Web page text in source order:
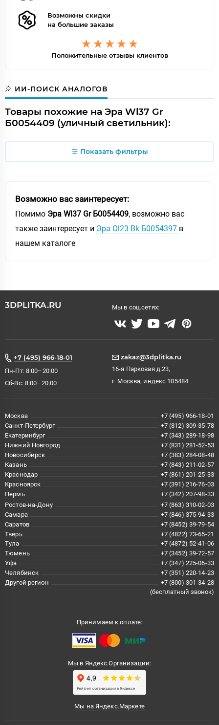
Возможны скидки
на большие заказы
Положительные отзывы клиентов
ИИ-ПОИСК АНАЛОГОВ
Товары похожие на Эра Wl37 Gr
Б0054409 (уличный светильник):
Показать фильтры
Возможно вас заинтересует:
Помимо Эра Wl37 Gr Б0054409, возможно вас
также заинтересует и Эра Ol23 Bk Б0054397 в
нашем каталоге
3DPLITKA.RU Мы в соц.сетях:
+7 (495) 966-18-01
Пн-Пт: 8:00–20:00
Сб-Вс: 8:00–20:00
zakaz@3dplitka.ru
16-я Парковая д.23,
г. Москва, индекс 105484
Москва
+7 (495) 966-18-01
Санкт-Петербург
+7 (812) 309-35-78
Екатеринбург
+7 (343) 289-18-98
Нижний Новгород
+7 (831) 281-52-53
Новосибирск
+7 (383) 284-08-48
Казань
+7 (843) 211-02-57
Краснодар
+7 (861) 201-25-33
Красноярск
+7 (391) 216-76-03
Пермь
+7 (342) 207-98-33
Ростов-на-Дону
+7 (863) 310-02-03
Самара
+7 (846) 375-94-33
Саратов
+7 (8452) 39-79-54
Тверь
+7 (4822) 73-65-21
Тула
+7 (4872) 52-41-06
Тюмень
+7 (3452) 39-72-57
Уфа
+7 (347) 225-06-33
Челябинск
+7 (351) 220-14-23
Другой регион
+7 (800) 301-34-28
(бесплатный звонок)
Принимаем к оплате:
Мы в Яндекс.Организации:
Мы на Яндекс.Маркете